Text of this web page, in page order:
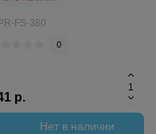
FS-380
0
р.
Нет в наличии